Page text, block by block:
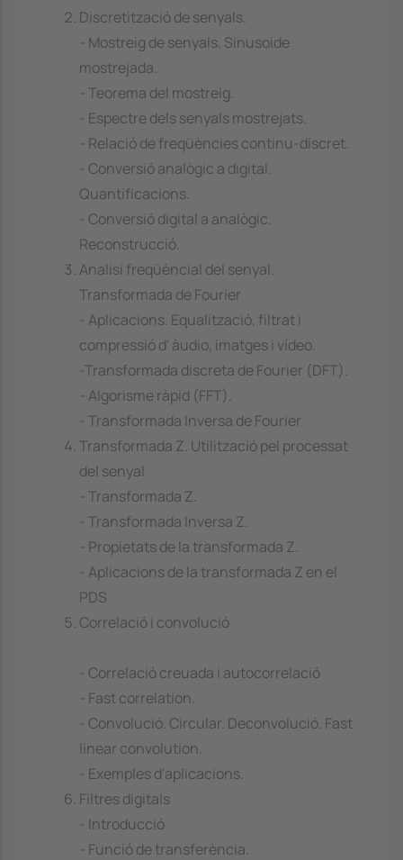
Discretització de senyals.
- Mostreig de senyals. Sinusoide
mostrejada.
- Teorema del mostreig.
- Espectre dels senyals mostrejats.
- Relació de freqüències continu-discret.
- Conversió analògic a digital.
Quantificacions.
- Conversió digital a analògic.
Reconstrucció.
Analisi freqüèncial del senyal.
Transformada de Fourier
- Aplicacions. Equalització, filtrat i
compressió d' àudio, imatges i vídeo.
-Transformada discreta de Fourier (DFT).
- Algorisme ràpid (FFT).
- Transformada Inversa de Fourier
Transformada Z. Utilització pel processat
del senyal
- Transformada Z.
- Transformada Inversa Z.
- Propietats de la transformada Z.
- Aplicacions de la transformada Z en el
PDS
Correlació i convolució
- Correlació creuada i autocorrelació
- Fast correlation.
- Convolució. Circular. Deconvolució. Fast
linear convolution.
- Exemples d'aplicacions.
Filtres digitals
- Introducció
- Funció de transferència.